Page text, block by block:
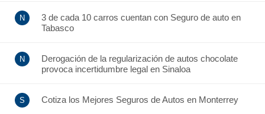
3 de cada 10 carros cuentan con Seguro de auto en
Tabasco
Derogación de la regularización de autos chocolate
provoca incertidumbre legal en Sinaloa
Cotiza los Mejores Seguros de Autos en Monterrey